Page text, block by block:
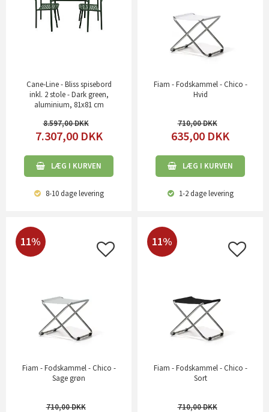
Cane-Line - Bliss spisebord
inkl. 2 stole - Dark green,
aluminium, 81x81 cm
8.597,00
7.307,00 DKK
LÆG I KURVEN
8-10 dagelevering
Fiam - Fodskammel - Chico -
Hvid
710,00
635,00 DKK
LÆG I KURVEN
1-2 dagelevering
11%
Fiam - Fodskammel - Chico -
Sage grøn
710,00
11%
Fiam - Fodskammel - Chico -
Sort
710,00